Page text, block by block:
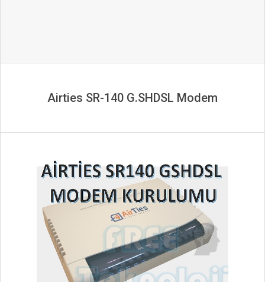
Airties SR-140 G.SHDSL Modem